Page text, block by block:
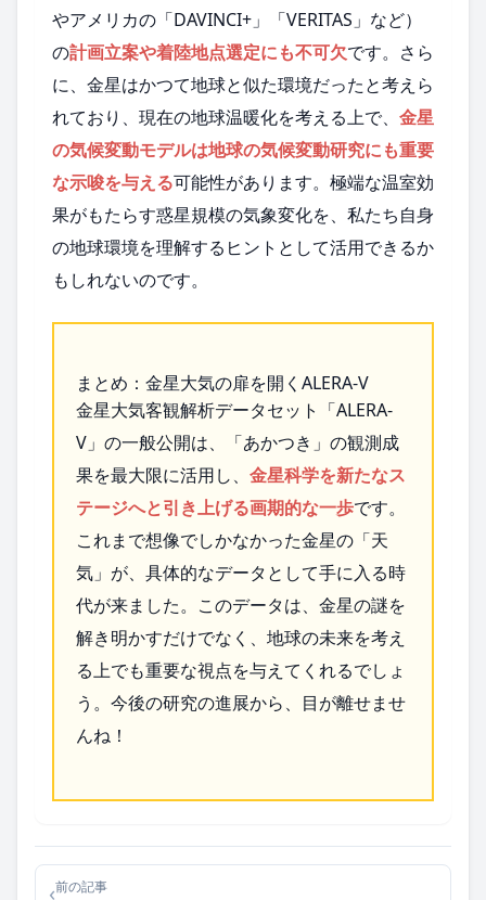
やアメリカの「DAVINCI+」「VERITAS」など）
の計画立案や着陸地点選定にも不可欠です。さら
に、金星はかつて地球と似た環境だったと考えら
れており、現在の地球温暖化を考える上で、 金星
の気候変動モデルは地球の気候変動研究にも重要
な示唆を与える可能性があります。極端な温室効
果がもたらす惑星規模の気象変化を、私たち自身
の地球環境を理解するヒントとして活用できるか
もしれないのです。
まとめ：金星大気の扉を開くALERA-V
金星大気客観解析データセット「ALERA-
V」の一般公開は、「あかつき」の観測成
果を最大限に活用し、 金星科学を新たなス
テージへと引き上げる画期的な一歩です。
これまで想像でしかなかった金星の「天
気」が、具体的なデータとして手に入る時
代が来ました。このデータは、金星の謎を
解き明かすだけでなく、地球の未来を考え
る上でも重要な視点を与えてくれるでしょ
う。今後の研究の進展から、目が離せませ
んね！
‹前の記事